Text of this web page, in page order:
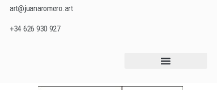
art@juanaromero.art
+34 626 930 927